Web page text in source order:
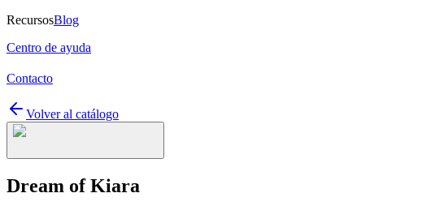
RecursosBlog
Centro de ayuda
Contacto
Volver al catálogo
Dream of Kiara